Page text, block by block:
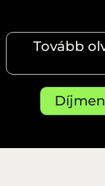
Tovább